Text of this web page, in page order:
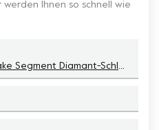
Ihnen so schnell wie
Husky Redi Lock Single Snake Segment Diamant-Schleifschuhwerkzeuge